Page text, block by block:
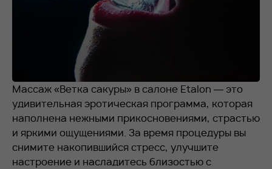
Массаж «Ветка сакуры» в салоне Etalon — это
удивительная эротическая программа, которая
наполнена нежными прикосновениями, страстью
и яркими ощущениями. За время процедуры вы
снимите накопившийся стресс, улучшите
настроение и насладитесь близостью с